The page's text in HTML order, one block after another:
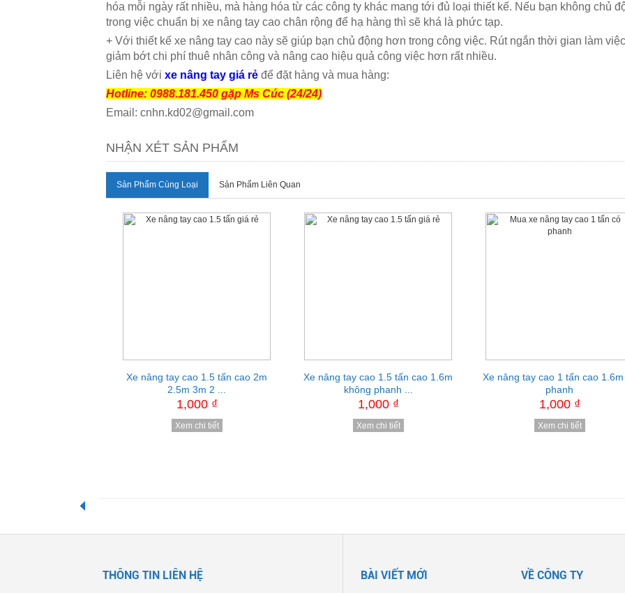
hóa mỗi ngày rất nhiều, mà hàng hóa từ các công ty khác mang tới đủ loại thiết kế. Nếu bạn không chủ
trong việc chuẩn bị xe nâng tay cao chân rộng để hạ hàng thì sẽ khá là phức tạp.
+ Với thiết kế xe nâng tay cao này sẽ giúp bạn chủ động hơn trong công việc. Rút ngắn thời gian làm
giảm bớt chi phí thuê nhân công và nâng cao hiệu quả công việc hơn rất nhiều.
Liên hệ với xe nâng tay giá rẻ để đặt hàng và mua hàng:
Hotline: 0988.181.450 gặp Ms Cúc (24/24)
Email: cnhn.kd02@gmail.com
NHẬN XÉT SẢN PHẨM
Sản Phẩm Cùng Loại Sản Phẩm Liên Quan
Xe nâng tay cao 1.5 tấn cao 2m
2.5m 3m 2 ...
1,000 ₫
Xem chi tiết
Xe nâng tay cao 1.5 tấn cao 1.6m
không phanh ...
1,000 ₫
Xem chi tiết
Xe nâng tay cao 1 tấn cao
phanh
1,000 ₫
Xem chi tiết
Bộ kẹp phuy đôi
1,000 ₫
Xem chi tiết
Xe nâng bán tự động 1 tấn cao
3.5m ...
1,000 ₫
Xem chi tiết
Thùng rác công cộng 240 lít
1,000 ₫
Xem chi tiết
THÔNG TIN LIÊN HỆ BÀI VIẾT MỚI VỀ CÔNG TY